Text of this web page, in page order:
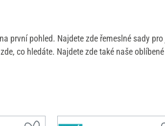
první pohled. Najdete zde řemeslné sady pro
co hledáte. Najdete zde také naše oblíbené